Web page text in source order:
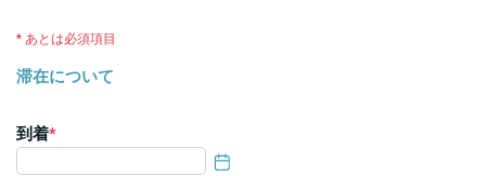
* あとは必須項目
滞在について
到着*